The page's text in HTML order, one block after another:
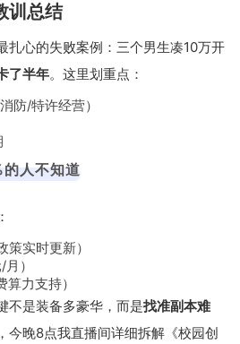
训总结
扎心的失败案例：三个男生凑10万开
了半年。这里划重点：
防/特许经营）
人不知道
实时更新）
）
力支持）
不是装备多豪华，而是找准副本难
今晚8点我直播间详细拆解《校园创